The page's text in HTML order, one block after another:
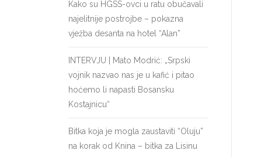
Kako su HGSS-ovci u ratu obučavali
najelitnije postrojbe – pokazna
vježba desanta na hotel “Alan”
INTERVJU | Mato Modrić: „Srpski
vojnik nazvao nas je u kafić i pitao
hoćemo li napasti Bosansku
Kostajnicu“
Bitka koja je mogla zaustaviti “Oluju”
na korak od Knina – bitka za Lisinu